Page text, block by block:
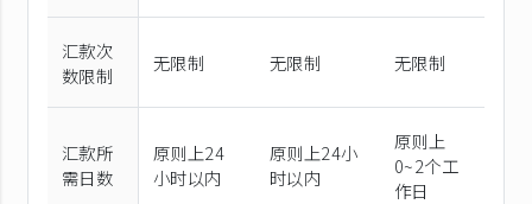
汇款次
数限制
无限制 无限制 无限制
汇款所
需日数
原则上24
小时以内
原则上24小
时以内
原则上
0~2个工
作日